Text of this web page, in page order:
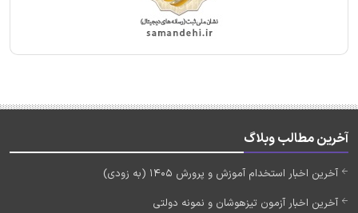
آخرین مطالب وبلاگ
آخرین اخبار استخدام آموزش و پرورش 1405 (به زودی)
آخرین اخبار آزمون تیزهوشان و نمونه دولتی